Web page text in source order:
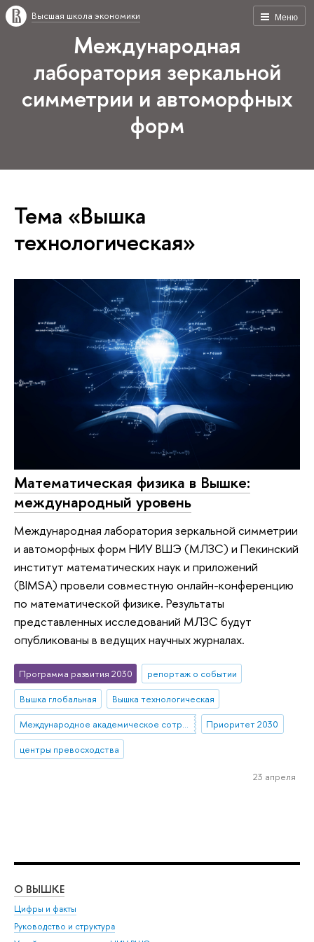
Меню
Высшая школа экономики
Международная
лаборатория зеркальной
симметрии и автоморфных
форм
Тема «Вышка
технологическая»
Математическая физика в Вышке:
международный уровень
Международная лаборатория зеркальной симметрии
и автоморфных форм НИУ ВШЭ (МЛЗС) и Пекинский
институт математических наук и приложений
(BIMSA) провели совместную онлайн-конференцию
по математической физике. Результаты
представленных исследований МЛЗС будут
опубликованы в ведущих научных журналах.
Программа развития 2030
репортаж о событии
Вышка глобальная
Вышка технологическая
Международное академическое сотрудничество
Приоритет 2030
центры превосходства
23 апреля
О ВЫШКЕ
Цифры и факты
Руководство и структура